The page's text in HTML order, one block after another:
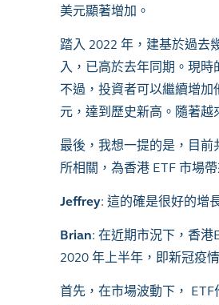
美元顯著增加。
踏入 2022 年，建基於過去
入，已高於去年同期。現
不過，投資者可以繼續增加
元，達到歷史新高。隨著
最後，我想一提的是，目前
所相關，為香港 ETF 市場
Jeffrey: 這的確是很好的增
Brian: 在近期市況下，香港
2020 年上半年，即新冠疫
首先，在市場波動下， ETF